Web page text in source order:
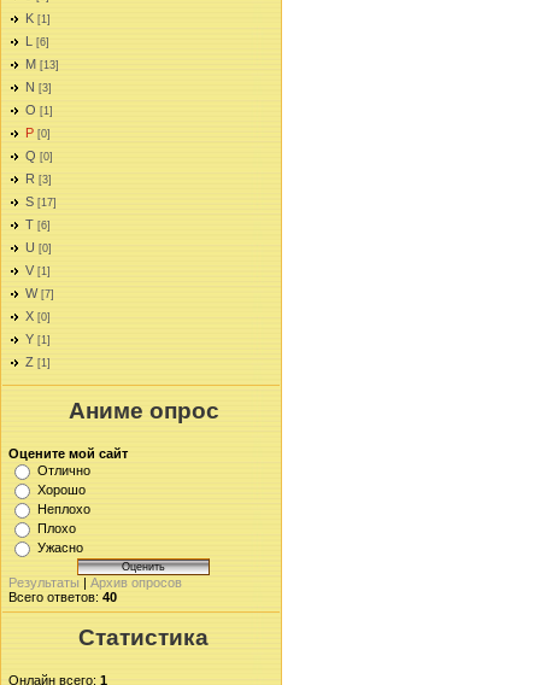
K [1]
L [6]
M [13]
N [3]
O [1]
P [0]
Q [0]
R [3]
S [17]
T [6]
U [0]
V [1]
W [7]
X [0]
Y [1]
Z [1]
Аниме опрос
Оцените мой сайт
Отлично
Хорошо
Неплохо
Плохо
Ужасно
Результаты | Архив опросов
Всего ответов: 40
Статистика
Онлайн всего: 1